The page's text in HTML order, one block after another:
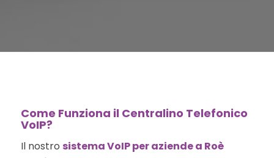
Come Funziona il Centralino Telefonico
VoIP?
Il nostro sistema VoIP per aziende a Roè